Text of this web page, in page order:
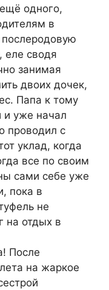
одного,
в
еле сводя
занимая
двоих дочек,
Папа к тому
и уже начал
проводил с
уклад, когда
все по своим
сами себе уже
пока в
не
на отдых в
После
на жаркое